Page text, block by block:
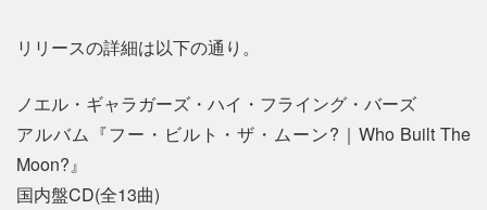
リリースの詳細は以下の通り。
ノエル・ギャラガーズ・ハイ・フライング・バーズ
アルバム『フー・ビルト・ザ・ムーン?｜Who Built The
Moon?』
国内盤CD(全13曲)